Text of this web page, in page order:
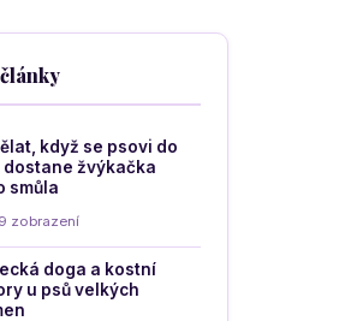
když se psovi do
dostane žvýkačka
smůla
zobrazení
doga a kostní
u psů velkých